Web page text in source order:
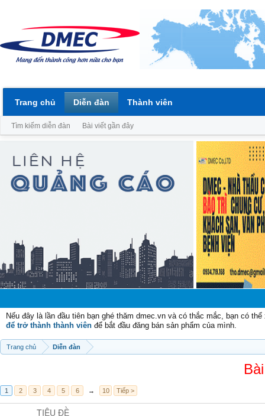
Nếu đây là lần đầu tiên bạn ghé thăm dmec.vn và có thắc mắc, bạn có
để trở thành thành viên để bắt đầu đăng bán sản phẩm của mình.
Trang chủ Diễn đàn
1 2 3 4 5 6 → 10 Tiếp >
TIÊU ĐỀ
Trang chủ Diễn đàn
Tìm kiếm diễn đàn Bài viết gần đây
Thành viên